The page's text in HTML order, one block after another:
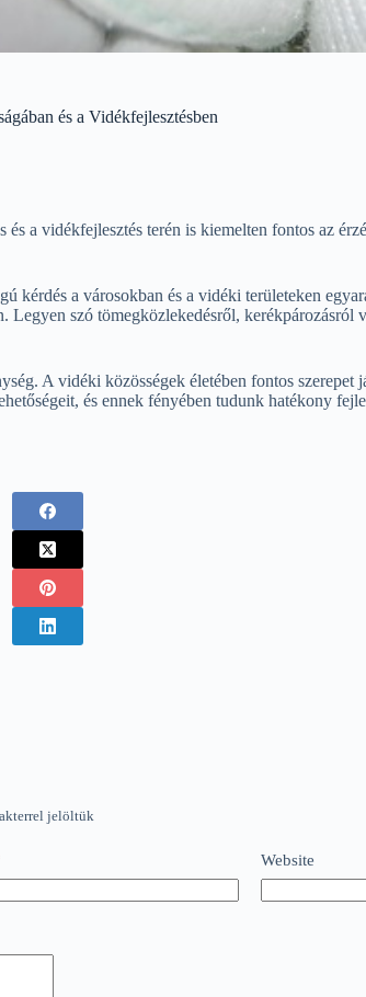
és a Vidékfejlesztésben
a vidékfejlesztés terén is kiemelten fontos az
kérdés a városokban és a vidéki területeken
Legyen szó tömegközlekedésről,
A vidéki közösségek életében fontos
és ennek fényében tudunk hatékony
jelöltük
Website